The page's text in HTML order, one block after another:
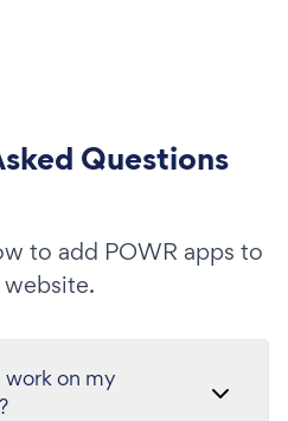
Questions
to add POWR apps to
work on my